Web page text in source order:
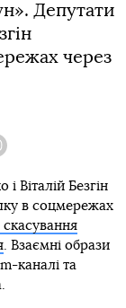
Депутати
через
Viber
Віталій Безгін
в соцмережах
. Взаємні образи
каналі та